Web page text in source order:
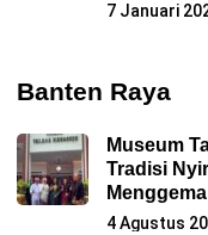
7 Januari
Banten Raya
Museum
Tradisi
4 Agustus